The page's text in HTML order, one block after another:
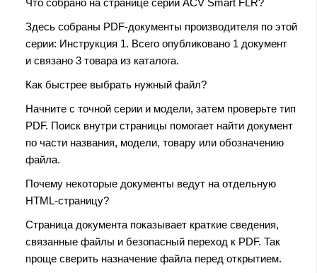
Здесь собраны PDF-документы производителя по этой
серии: Инструкция 1. Всего опубликовано 1 документ
и связано 3 товара из каталога.
Как быстрее выбрать нужный файл?
Начните с точной серии и модели, затем проверьте тип
PDF. Поиск внутри страницы помогает найти документ
по части названия, модели, товару или обозначению
файла.
Почему некоторые документы ведут на отдельную
HTML-страницу?
Страница документа показывает краткие сведения,
связанные файлы и безопасный переход к PDF. Так
проще сверить назначение файла перед открытием.